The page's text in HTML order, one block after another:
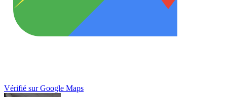
Vérifié sur Google Maps